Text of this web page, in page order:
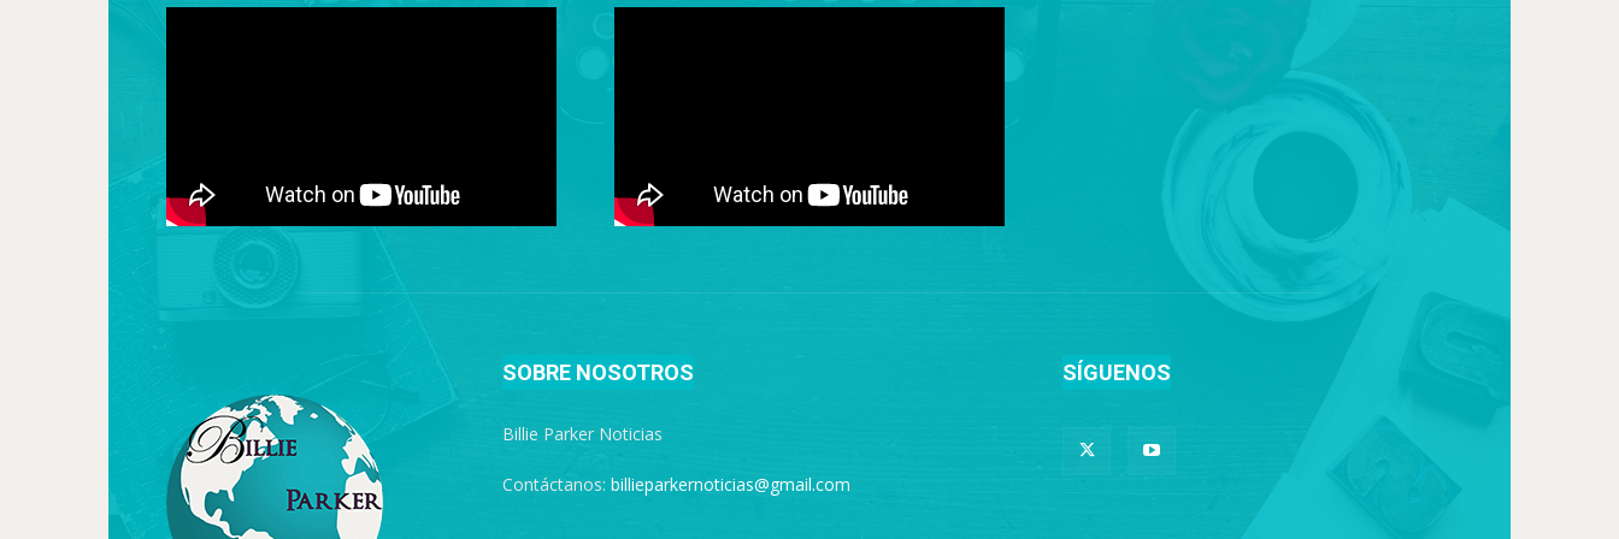
SOBRE NOSOTROS
Billie Parker Noticias
Contáctanos: billieparkernoticias@gmail.com
SÍGUENOS